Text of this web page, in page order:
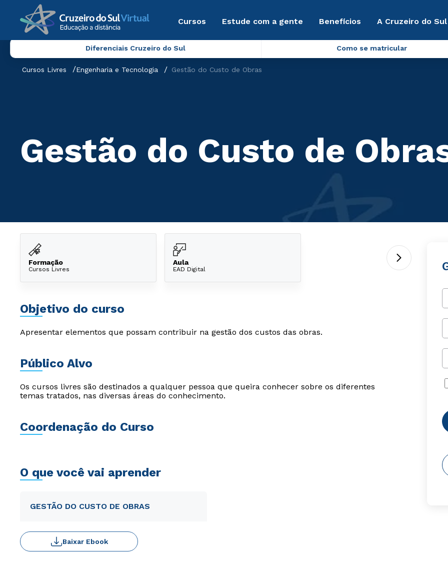
Cursos Estude com a gente Benefícios A Cruzeiro do
Diferenciais Cruzeiro do Sul Como se matricular
Cursos Livres Engenharia e Tecnologia Gestão do Custo de Obras
Gestão do Custo de
Formação
Cursos Livres
Aula
EAD Digital
Objetivo do curso
Apresentar elementos que possam contribuir na gestão dos custos das obras.
Público Alvo
Os cursos livres são destinados a qualquer pessoa que queira conhecer sobre os diferentes
temas tratados, nas diversas áreas do conhecimento.
Coordenação do Curso
O que você vai aprender
GESTÃO DO CUSTO DE OBRAS
Baixar Ebook